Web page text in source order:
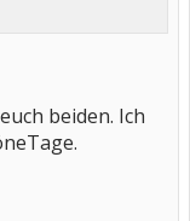
beiden. Ich